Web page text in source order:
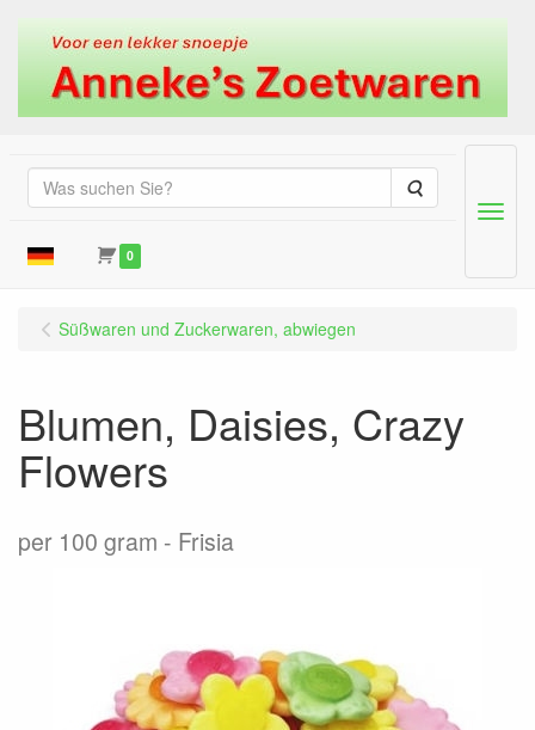
Suche
0
Menu
Süßwaren und Zuckerwaren, abwiegen
Blumen, Daisies, Crazy
Flowers
per 100 gram Frisia